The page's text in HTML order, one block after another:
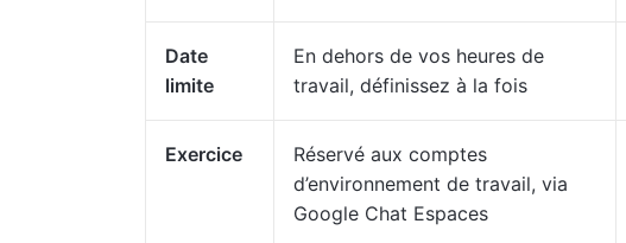
Date
limite
En dehors de vos heures de
travail, définissez à la fois
Exercice
Réservé aux comptes
d’environnement de travail, via
Google Chat Espaces